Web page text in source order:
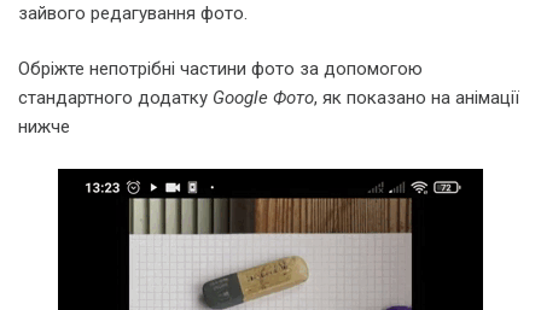
зайвого редагування фото.
Обріжте непотрібні частини фото за допомогою
стандартного додатку Google Фото, як показано на анімації
нижче